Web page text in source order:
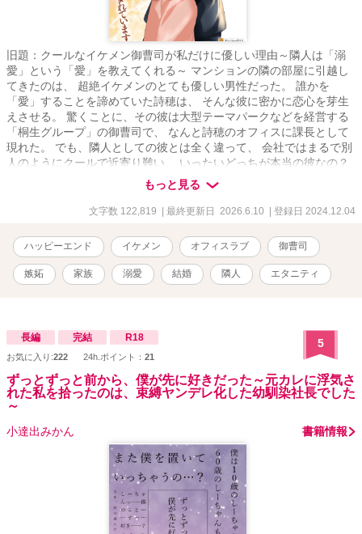
旧題：クールなイケメン御曹司が私だけに優しい理由～隣人は「溺
愛」という「愛」を教えてくれる～ マンションの隣の部屋に引越し
てきたのは、 超絶イケメンのとても優しい男性だった。 誰かを
「愛」することを諦めていた詩穂は、 そんな彼に密かに恋心を芽生
えさせる。 驚くことに、その彼は大型テーマパークなどを経営する
「桐生グループ」の御曹司で、 なんと詩穂のオフィスに課長として
現れた。 でも、隣人としての彼とは全く違って、 会社ではまるで別
人のようにクールで近寄り難い。 いったいどっちが本当の彼なの？
そして、会社以外で私にとても優しくするのはなぜ？ 「桐生グルー
プ」御曹司 桐生 拓弥(きりゅう たくみ) 30歳 × テーマパーク企画部
門 姫川 詩穂(ひめかわ しほ) 25歳
もっと見る
文字数 122,819 | 最終更新日 2026.6.10 | 登録日 2024.12.04
ハッピーエンド イケメン オフィスラブ 御曹司
嫉妬 家族 溺愛 結婚 隣人 エタニティ
長編 完結 R18
お気に入り:222 24h.ポイント： 21
5
ずっとずっと前から、僕が先に好きだった～元カレに浮気さ
れた私を拾ったのは、束縛ヤンデレ化した幼馴染社長でした
～
小達出みかん 書籍情報